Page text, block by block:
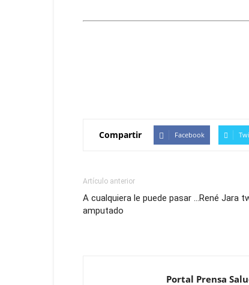
Compartir Facebook
Artículo anterior
A cualquiera le puede pasar …René Jara
amputado
Portal Prensa